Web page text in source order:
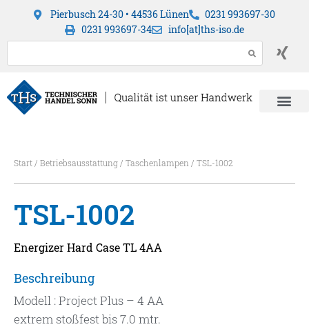
Pierbusch 24-30 • 44536 Lünen
0231 993697-30
0231 993697-34
info[at]ths-iso.de
Start/ Betriebsausstattung/ Taschenlampen / TSL-1002
TSL-1002
Energizer Hard Case TL 4AA
Beschreibung
Modell : Project Plus – 4 AA
extrem stoßfest bis 7.0 mtr.